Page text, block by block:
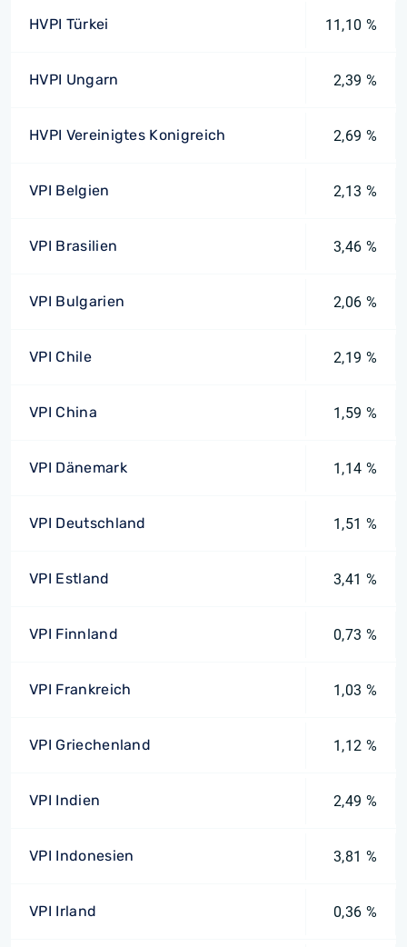
HVPI Türkei 11,10 %
HVPI Ungarn 2,39 %
HVPI Vereinigtes Konigreich 2,69 %
VPI Belgien 2,13 %
VPI Brasilien 3,46 %
VPI Bulgarien 2,06 %
VPI Chile 2,19 %
VPI China 1,59 %
VPI Dänemark 1,14 %
VPI Deutschland 1,51 %
VPI Estland 3,41 %
VPI Finnland 0,73 %
VPI Frankreich 1,03 %
VPI Griechenland 1,12 %
VPI Indien 2,49 %
VPI Indonesien 3,81 %
VPI Irland 0,36 %